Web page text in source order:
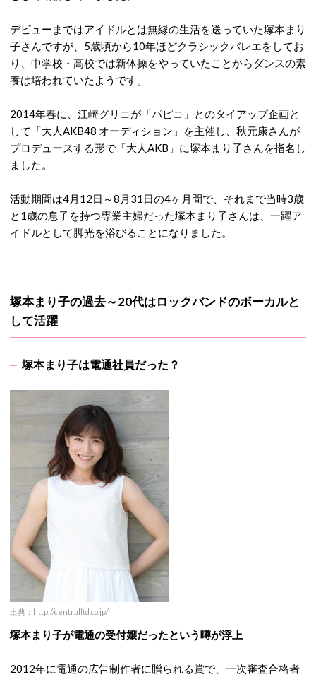
デビューまではアイドルとは無縁の生活を送っていた塚本まり
子さんですが、5歳頃から10年ほどクラシックバレエをしてお
り、中学校・高校では新体操をやっていたことからダンスの素
養は培われていたようです。
2014年春に、江崎グリコが「パピコ」とのタイアップ企画と
して「大人AKB48 オーディション」を主催し、秋元康さんが
プロデュースする形で「大人AKB」に塚本まり子さんを指名し
ました。
活動期間は4月12日～8月31日の4ヶ月間で、それまで当時3歳
と1歳の息子を持つ専業主婦だった塚本まり子さんは、一躍ア
イドルとして脚光を浴びることになりました。
塚本まり子の過去～20代はロックバンドのボーカルと
して活躍
塚本まり子は電通社員だった？
出典： http://centralltd.co.jp/
塚本まり子が電通の受付嬢だったという噂が浮上
2012年に電通の広告制作者に贈られる賞で、一次審査合格者